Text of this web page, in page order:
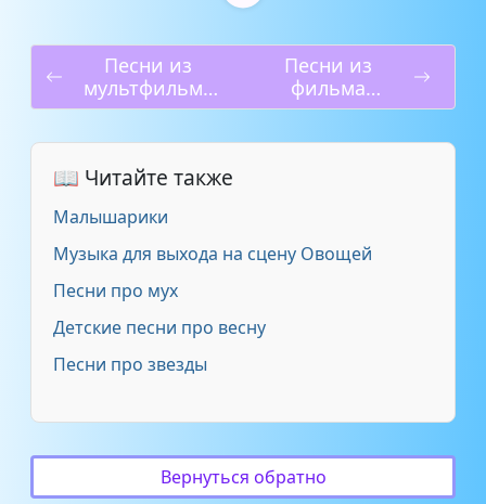
Долина Лариса - Тройка (из к
ф _Чародеи_)
Из к ф _Чародеи_ - Просто
прелесть!
2:16
из к.ф. _Чародеи_ - Не нужен
Крылатов Евгений - Песенка о
снежинке (из к-ф 'Чародеи',
Минус - Снежинка. Из к ф
_Чародеи_.
2:46
Оля Рождественская & ВИА
Песни из
мультфильма
«Кошмар
Песни из
фильма
«Приключения
📖 Читайте также
Малышарики
Музыка для выхода на сцену Овощей
Песни про мух
Детские песни про весну
Песни про звезды
Вернуться обратно